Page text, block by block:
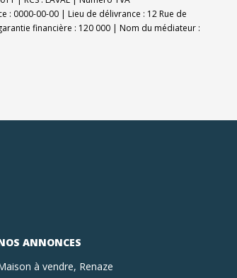
: 0000-00-00 | Lieu de délivrance : 12 Rue de
financière : 120 000 | Nom du médiateur :
ANNONCES
à vendre, Renaze